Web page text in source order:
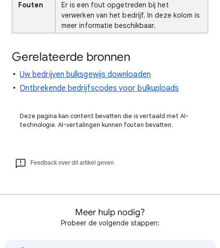
Fouten
Er is een fout opgetreden bij het
verwerken van het bedrijf. In deze kolom is
meer informatie beschikbaar.
Gerelateerde bronnen
Uw bedrijven bulksgewijs downloaden
Ontbrekende bedrijfscodes voor bulkuploads
Deze pagina kan content bevatten die is vertaald met AI-
technologie. AI-vertalingen kunnen fouten bevatten.
Feedback over dit artikel geven
Meer hulp nodig?
Probeer de volgende stappen: